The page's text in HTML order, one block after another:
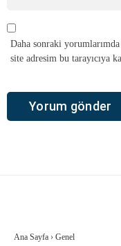
Daha sonraki
site adresim bu tarayıcıya
Ana Sayfa › Genel